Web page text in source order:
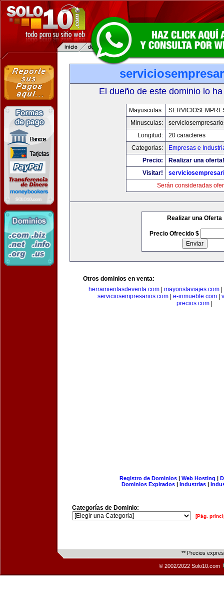
El dueño de este dominio lo
Mayusculas:
Minusculas:
Longitud:
20 caracteres
Categorias:
Empresas e
Precio:
Realizar una oferta!
Visitar!
Serán consideradas
Realizar una Oferta
Precio Ofrecido $
Otros dominios en venta:
herramientasdeventa.com| mayoristaviajes.com|
serviciosempresarios.com| e-inmueble.com|
precios.com
Registro de Dominios| Web Hosting |
Dominios Expirados | Industrias |
Categorías de Dominio:
[Pág.
** Precios
© 2002/2022 Solo10.com